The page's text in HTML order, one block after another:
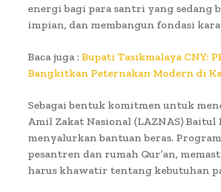
energi bagi para santri yang sedang
impian, dan membangun fondasi
Baca juga : Bupati Tasikmalaya CNY:
Bangkitkan Peternakan Modern di
Sebagai bentuk komitmen untuk
Amil Zakat Nasional (LAZNAS)
menyalurkan bantuan beras.
pesantren dan rumah Qur’an,
harus khawatir tentang kebutuhan